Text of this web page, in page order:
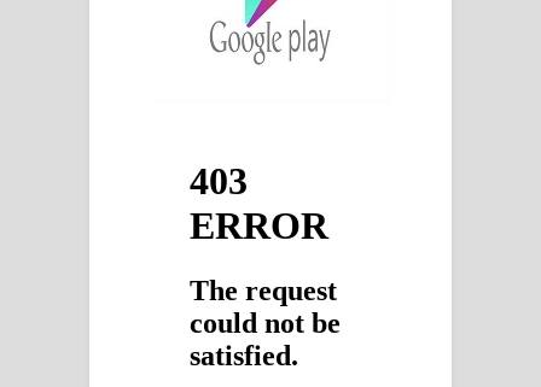
විමයි හිමි ගීතයේ පද පෙළ